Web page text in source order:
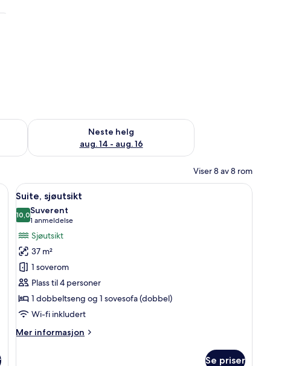
aug. 7 - aug. 9
Neste helg
aug. 14 - aug. 16
Sjekk tilgjengelighet for neste helg, aug. 14 - aug. 16
Viser 8 av 8 rom
| Minibar, safe på rommet, skrivebord og blendingsgardiner
Åpne
alle
bildene
av
Suite,
sjøutsikt
Suite, sjøutsikt | Minibar, safe på rommet,
8
Suite, sjøutsikt
10,010,0 av 10
Suverent
1 anmeldelse
(1
anmeldelse)
Sjøutsikt
37 m²
1 soverom
Plass til 4 personer
1 dobbeltseng og 1 sovesofa (dobbel)
Wi-fi inkludert
Mer informasjon
Mer
Se priser